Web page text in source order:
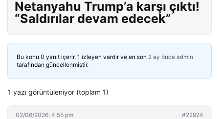
Netanyahu Trump’a karşı çıktı!
“Saldırılar devam edecek”
Bu konu 0 yanıt içerir, 1 izleyen vardır ve en son 2 ay önce admin
tarafından güncellenmiştir.
1 yazı görüntüleniyor (toplam 1)
02/06/2026: 4:55 pm #22924